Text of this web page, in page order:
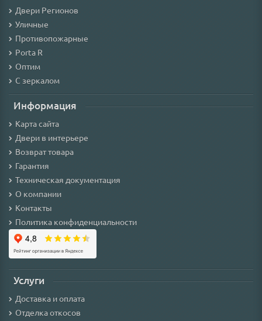
Двери Регионов
Уличные
Противопожарные
Porta R
Оптим
С зеркалом
Информация
Карта сайта
Двери в интерьере
Возврат товара
Гарантия
Техническая документация
О компании
Контакты
Политика конфиденциальности
Услуги
Доставка и оплата
Отделка откосов